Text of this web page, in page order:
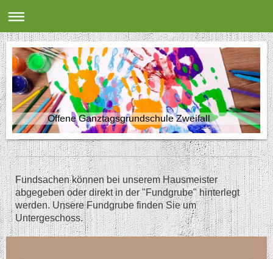
Offene Ganztagsgrundschule Zweifall
Fundsachen können bei unserem Hausmeister
abgegeben oder direkt in der "Fundgrube" hinterlegt
werden. Unsere Fundgrube finden Sie um
Untergeschoss.